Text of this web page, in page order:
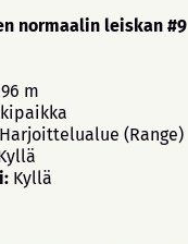
normaalin leiskan #9
m
Harjoittelualue (Range)
Kyllä